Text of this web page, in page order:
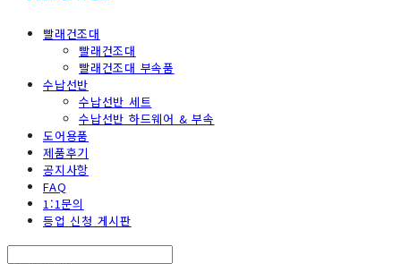
빨래건조대
빨래건조대
빨래건조대 부속품
수납선반
수납선반 세트
수납선반 하드웨어 & 부속
도어용품
제품후기
공지사항
FAQ
1:1문의
등업 신청 게시판